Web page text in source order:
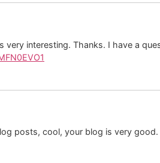
interesting. Thanks. I have a
posts, cool, your blog is very good.